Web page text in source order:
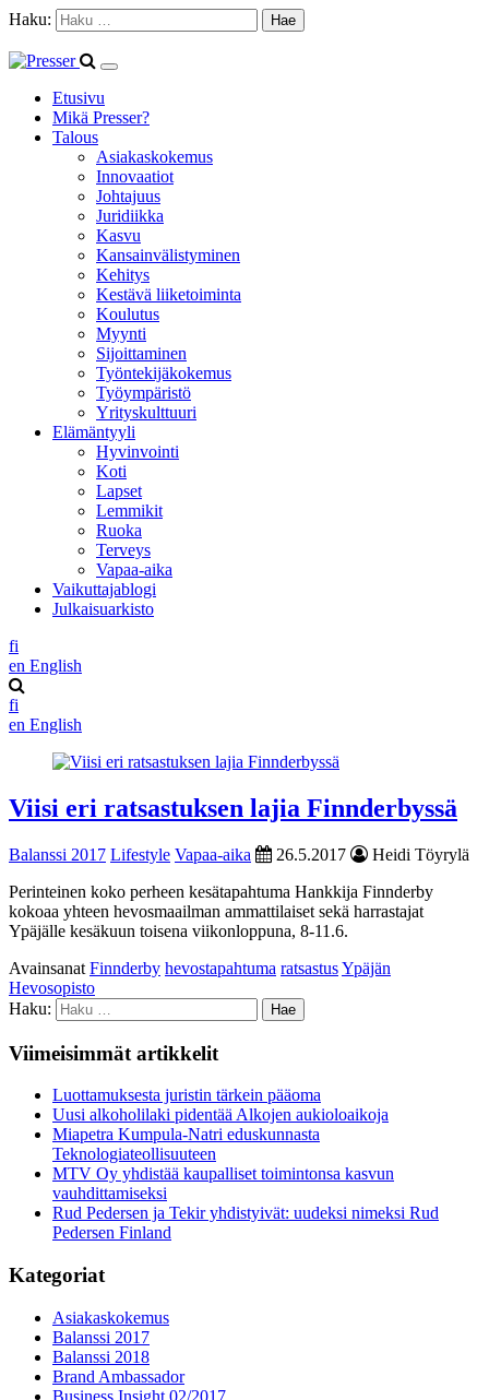
Haku:
Etusivu
Mikä Presser?
Talous
Asiakaskokemus
Innovaatiot
Johtajuus
Juridiikka
Kasvu
Kansainvälistyminen
Kehitys
Kestävä liiketoiminta
Koulutus
Myynti
Sijoittaminen
Työntekijäkokemus
Työympäristö
Yrityskulttuuri
Elämäntyyli
Hyvinvointi
Koti
Lapset
Lemmikit
Ruoka
Terveys
Vapaa-aika
Vaikuttajablogi
Julkaisuarkisto
fi
en English
fi
en English
Viisi eri ratsastuksen lajia Finnderbyssä
Balanssi 2017 Lifestyle Vapaa-aika 26.5.2017
Heidi Töyrylä
Perinteinen koko perheen kesätapahtuma Hankkija Finnderby
kokoaa yhteen hevosmaailman ammattilaiset sekä harrastajat
Ypäjälle kesäkuun toisena viikonloppuna, 8-11.6.
Avainsanat Finnderby hevostapahtuma ratsastusYpäjän
Hevosopisto
Haku:
Viimeisimmät artikkelit
Luottamuksesta juristin tärkein pääoma
Uusi alkoholilaki pidentää Alkojen aukioloaikoja
Miapetra Kumpula-Natri eduskunnasta
Teknologiateollisuuteen
MTV Oy yhdistää kaupalliset toimintonsa kasvun
vauhdittamiseksi
Rud Pedersen ja Tekir yhdistyivät: uudeksi nimeksi Rud
Pedersen Finland
Kategoriat
Asiakaskokemus
Balanssi 2017
Balanssi 2018
Brand Ambassador
Business Insight 02/2017